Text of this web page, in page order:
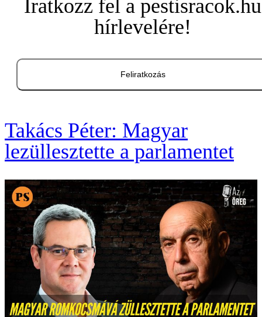
Iratkozz fel a pestisracok.hu
hírlevelére!
Feliratkozás
Takács Péter: Magyar
lezüllesztette a parlamentet